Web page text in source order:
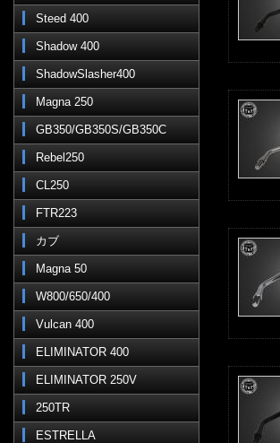
Steed 400
Shadow 400
ShadowSlasher400
Magna 250
GB350/GB350S/GB350C
Rebel250
CL250
FTR223
カブ
Magna 50
W800/650/400
Vulcan 400
ELIMINATOR 400
ELIMINATOR 250V
250TR
ESTRELLA